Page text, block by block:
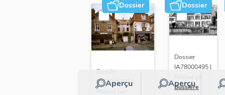
Dossier
Aperçu
Dossier
IA78000985 |
Dossier
Aperçu
Dossier
IA78000495 |
Bussière